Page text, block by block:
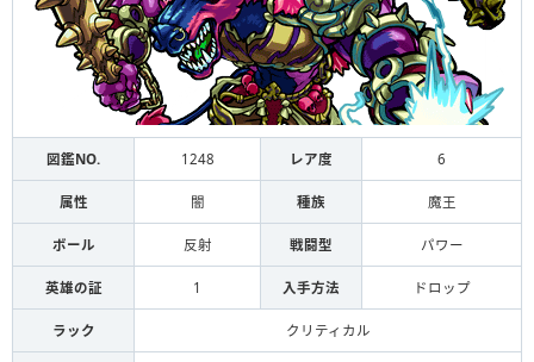
図鑑NO. 1248 レア度 6
属性 闇 種族 魔王
ボール 反射 戦闘型 パワー
英雄の証 1 入手方法 ドロップ
ラック クリティカル